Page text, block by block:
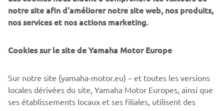
Déjà au sommet des systèmes d'intégration pour bateaux
et partenaire idéal de la gamme exceptionnelle de
moteurs Premium et High-Power de Yamaha, le Helm
Yamaha Motor Europe à proposer une solution de bout en
simplifi ée aux professionnels comme aux débutants.
notre site afin d'améliorer notre site web, nos produits,
nos services et nos actions marketing.
Cookies sur le site de Yamaha Motor Europe
Sur notre site (yamaha-motor.eu) – et toutes les versions
locales dérivées du site, Yamaha Motor Europes, ainsi que
ses établissements locaux et ses filiales, utilisent des